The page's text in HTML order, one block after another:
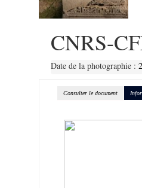
CNRS-
Date de la photographie :
Consulter le document